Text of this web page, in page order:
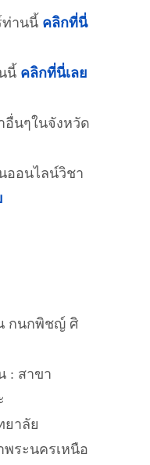
ท่านนี้ คลิกที่นี่
นี้ คลิกที่นี่เลย
อื่นๆในจังหวัด
ออนไลน์วิชา
กนกพิชญ์ ศิ
: สาขา
ยาลัย
พระนครเหนือ